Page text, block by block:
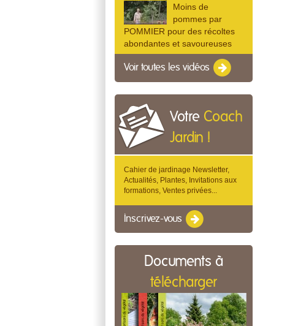
Moins de
pommes par
POMMIER pour des récoltes
abondantes et savoureuses
Voir toutes les vidéos
Votre Coach
Jardin !
Cahier de jardinage Newsletter,
Actualités, Plantes, Invitations aux
formations, Ventes privées...
Inscrivez-vous
Documents à
télécharger